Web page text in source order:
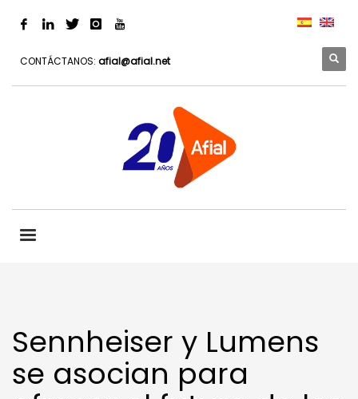
CONTÁCTANOS: afial@afial.net
Sennheiser y Lumens
se asocian para